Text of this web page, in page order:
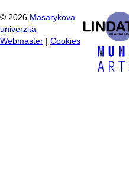
© 2026 Masarykova
univerzita
Webmaster
Cookies